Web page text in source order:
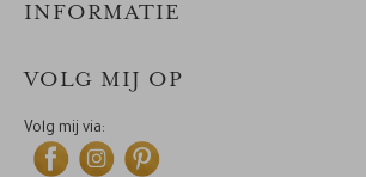
INFORMATIE
VOLG MIJ OP
Volg mij via: